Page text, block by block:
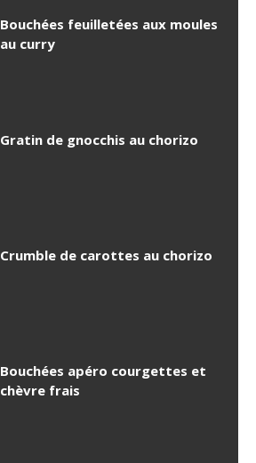
Bouchées feuilletées aux moules
au curry
Gratin de gnocchis au chorizo
Crumble de carottes au chorizo
Bouchées apéro courgettes et
chèvre frais